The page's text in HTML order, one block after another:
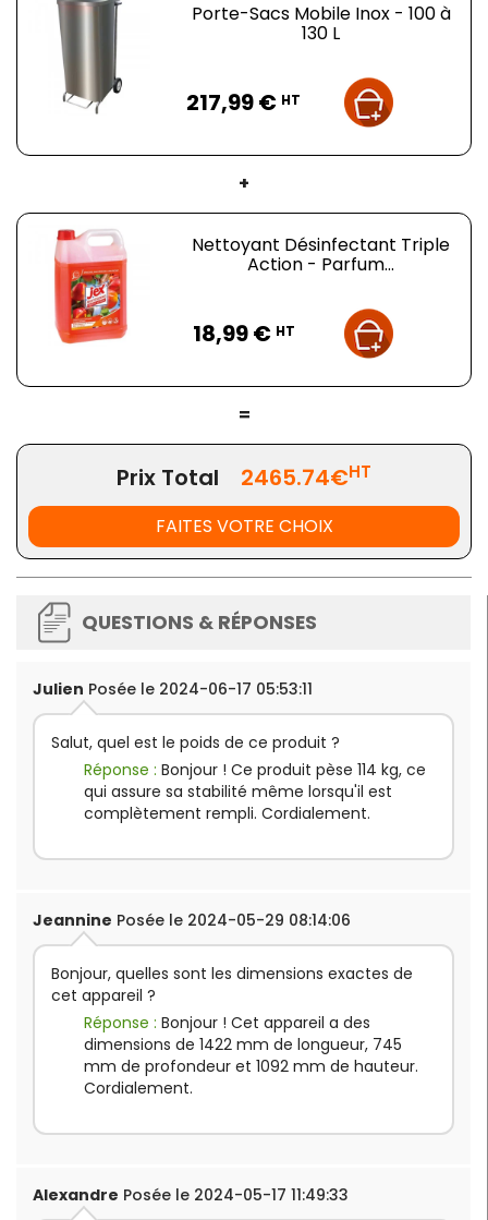
Porte-Sacs Mobile Inox - 100 à
130 L
217,99 € HT
+
Nettoyant Désinfectant Triple
Action - Parfum...
18,99 € HT
=
Prix Total 2465.74€HT
FAITES VOTRE CHOIX
QUESTIONS & RÉPONSES
Julien Posée le 2024-06-17 05:53:11
Salut, quel est le poids de ce produit ?
Réponse : Bonjour ! Ce produit pèse 114 kg, ce
qui assure sa stabilité même lorsqu'il est
complètement rempli. Cordialement.
Jeannine Posée le 2024-05-29 08:14:06
Bonjour, quelles sont les dimensions exactes de
cet appareil ?
Réponse : Bonjour ! Cet appareil a des
dimensions de 1422 mm de longueur, 745
mm de profondeur et 1092 mm de hauteur.
Cordialement.
Alexandre Posée le 2024-05-17 11:49:33